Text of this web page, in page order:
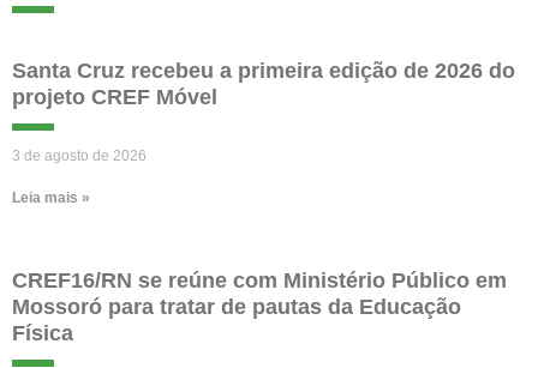
Santa Cruz recebeu a primeira edição de 2026 do
projeto CREF Móvel
3 de agosto de 2026
Leia mais »
CREF16/RN se reúne com Ministério Público em
Mossoró para tratar de pautas da Educação
Física